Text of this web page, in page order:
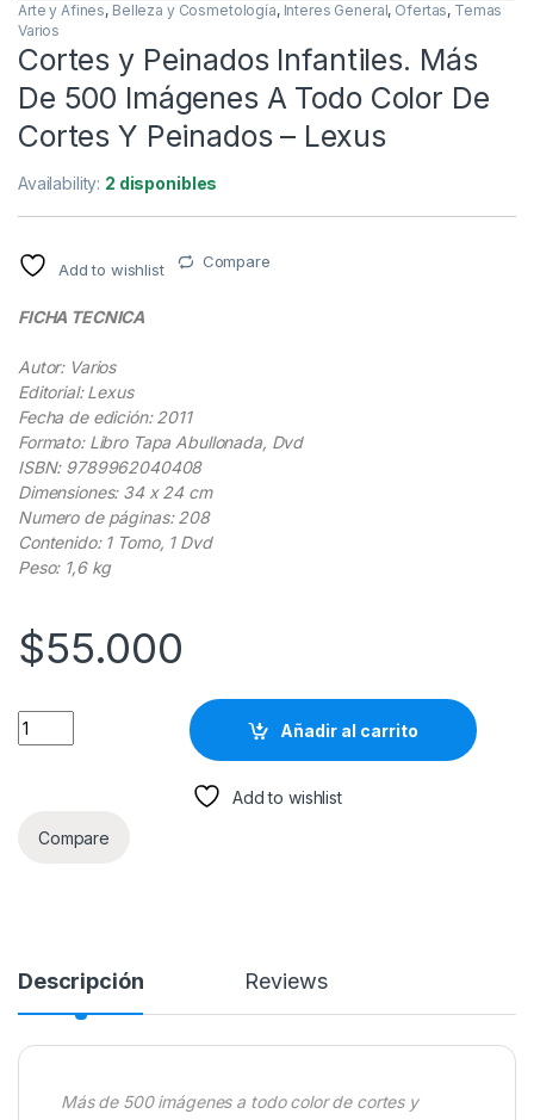
Arte y Afines, Belleza y Cosmetología, Interes General, Ofertas, Temas
Varios
Cortes y Peinados Infantiles. Más
De 500 Imágenes A Todo Color De
Cortes Y Peinados – Lexus
Availability: 2 disponibles
Add to wishlist Compare
FICHA TECNICA
Autor: Varios
Editorial: Lexus
Fecha de edición: 2011
Formato: Libro Tapa Abullonada, Dvd
ISBN: 9789962040408
Dimensiones: 34 x 24 cm
Numero de páginas: 208
Contenido: 1 Tomo, 1 Dvd
Peso: 1,6 kg
$55.000
Cortes y Peinados Infantiles. Más De 500 Imágenes A Todo
Añadir al carrito
Add to wishlist
Compare
Descripción Reviews
Más de 500 imágenes a todo color de cortes y